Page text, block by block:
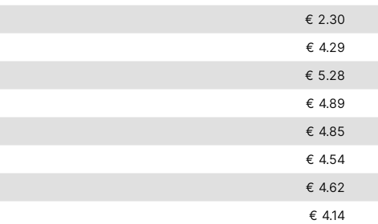
€ 2.30
€ 4.29
€ 5.28
€ 4.89
€ 4.85
€ 4.54
€ 4.62
€ 4.14